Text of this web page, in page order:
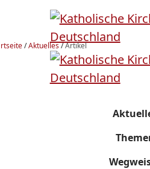
/Aktuelles/Artikel